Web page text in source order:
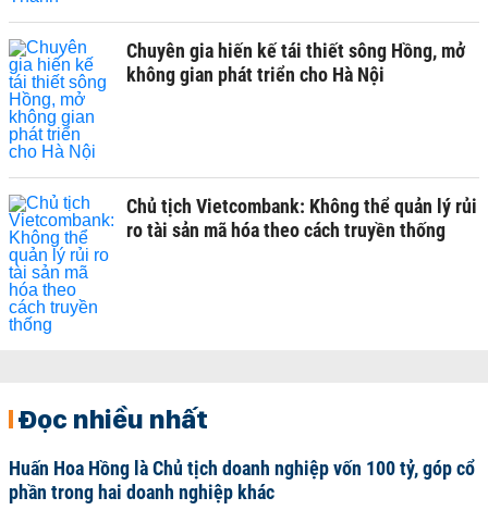
Chuyên gia hiến kế tái thiết sông Hồng, mở
không gian phát triển cho Hà Nội
Chủ tịch Vietcombank: Không thể quản lý rủi
ro tài sản mã hóa theo cách truyền thống
Đọc nhiều nhất
Huấn Hoa Hồng là Chủ tịch doanh nghiệp vốn 100 tỷ, góp cổ
phần trong hai doanh nghiệp khác